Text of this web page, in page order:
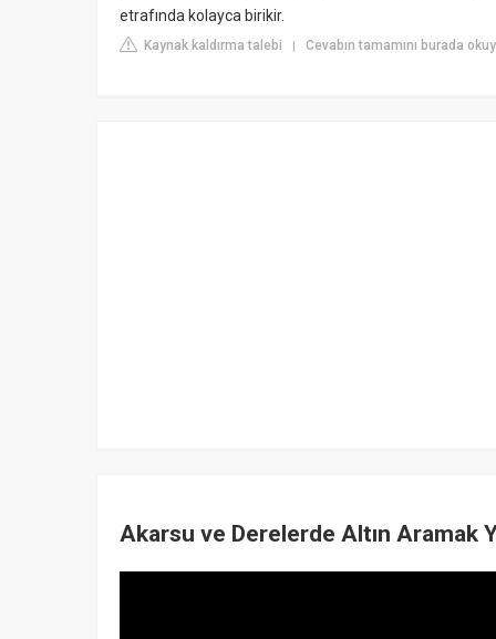
etrafında kolayca birikir.
Kaynak kaldırma talebi | Cevabın tamamını burada
Akarsu ve Derelerde Altın Aramak